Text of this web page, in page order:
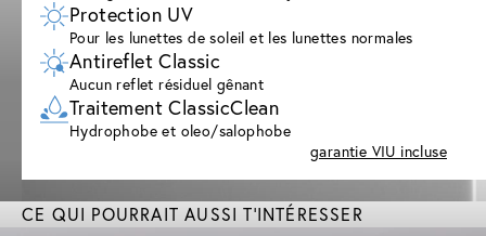
Protection UV
Pour les lunettes de soleil et les lunettes normales
Antireflet Classic
Aucun reflet résiduel gênant
Traitement ClassicClean
Hydrophobe et oleo/salophobe
garantie VIU incluse
CE QUI POURRAIT AUSSI T'INTÉRESSER